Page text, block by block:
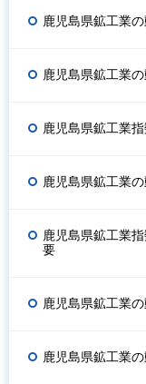
鹿児島県鉱工業
鹿児島県鉱工業
鹿児島県鉱工業
鹿児島県鉱工業
鹿児島県鉱工業
要
鹿児島県鉱工業
鹿児島県鉱工業